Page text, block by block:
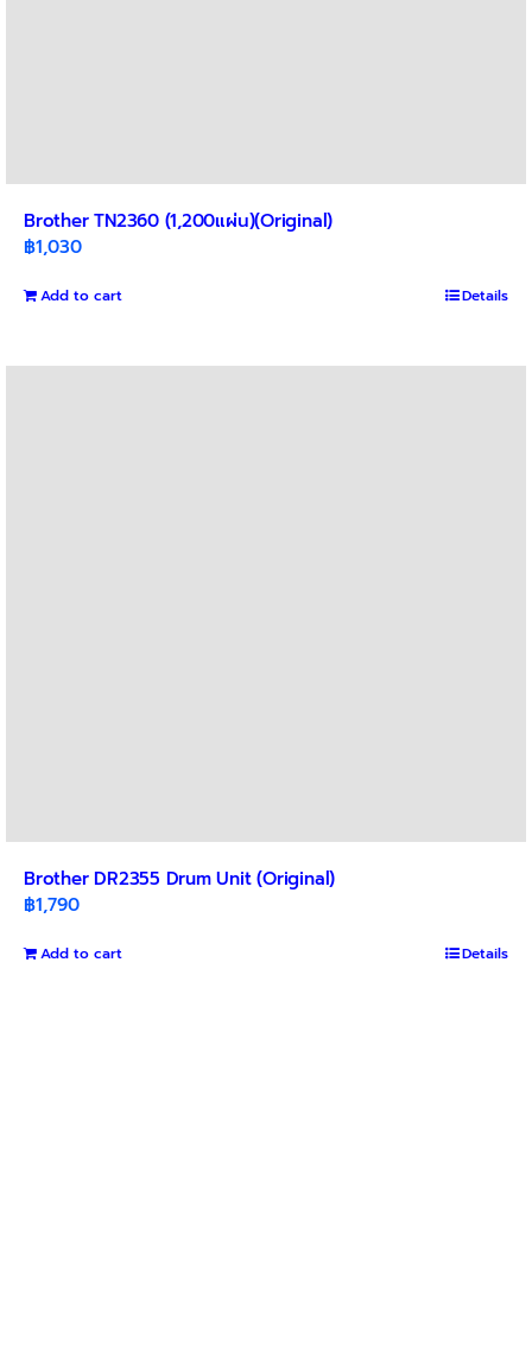
Brother TN2360 (1,200แผ่น)(Original)
฿1,030
Add to cart Details
Brother DR2355 Drum Unit (Original)
฿1,790
Add to cart Details